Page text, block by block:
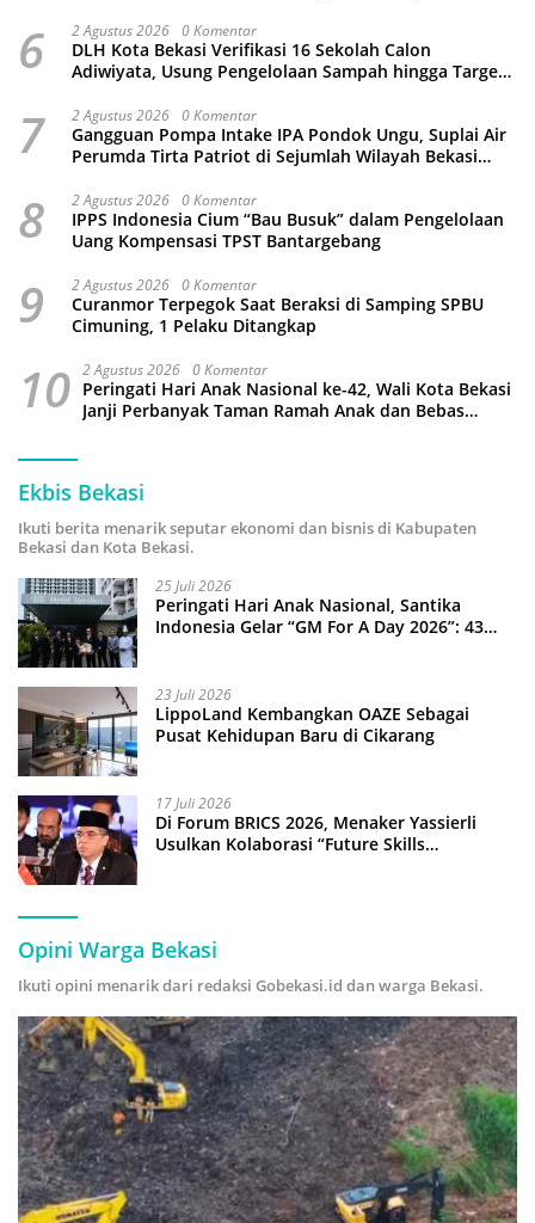
6 2 Agustus 2026 0 Komentar
DLH Kota Bekasi Verifikasi 16 Sekolah Calon
Adiwiyata, Usung Pengelolaan Sampah hingga Target
7 2 Agustus 2026 0 Komentar
Gangguan Pompa Intake IPA Pondok Ungu, Suplai Air
Perumda Tirta Patriot di Sejumlah Wilayah Bekasi
8 2 Agustus 2026 0 Komentar
IPPS Indonesia Cium “Bau Busuk” dalam Pengelolaan
Uang Kompensasi TPST Bantargebang
9 2 Agustus 2026 0 Komentar
Curanmor Terpegok Saat Beraksi di Samping SPBU
Cimuning, 1 Pelaku Ditangkap
10 2 Agustus 2026 0 Komentar
Peringati Hari Anak Nasional ke-42, Wali Kota Bekasi
Janji Perbanyak Taman Ramah Anak dan Bebas
Ekbis Bekasi
Ikuti berita menarik seputar ekonomi dan bisnis di Kabupaten
Bekasi dan Kota Bekasi.
25 Juli 2026
Peringati Hari Anak Nasional, Santika
Indonesia Gelar “GM For A Day 2026”: 43
23 Juli 2026
LippoLand Kembangkan OAZE Sebagai
Pusat Kehidupan Baru di Cikarang
17 Juli 2026
Di Forum BRICS 2026, Menaker Yassierli
Usulkan Kolaborasi “Future Skills
Opini Warga Bekasi
Ikuti opini menarik dari redaksi Gobekasi.id dan warga Bekasi.